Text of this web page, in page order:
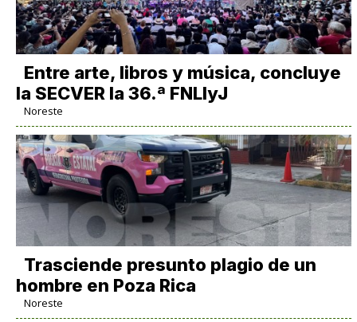
Entre arte, libros y música, concluye
la SECVER la 36.ª FNLIyJ
Noreste
Trasciende presunto plagio de un
hombre en Poza Rica
Noreste